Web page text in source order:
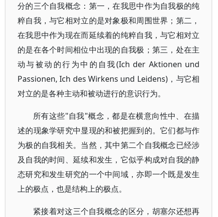
分的三个自我概念：第一，在我思中作为自我极的纯
粹自我，与它相对立的是对象极和周围世界；第二，
在我思中作为现在而延续着的纯粹自我，与它相对立
的是在各个时间相位中出现的自我极；第三，处在主
动与被动的行为中的自我(Ich der Aktionen und
Passionen, Ich des Wirkens und Leidens)，与它相
对立的是各种主动和被动进行的意识行为。
所有这些"自我"概念，都是在横意向性中、在描
述的现象学研究中显现的和被把握到的。它们都与作
为极的自我相关。当然，其中第二个自我概念已经涉
及自我的时间、延续和发生，它似乎构成对自我的静
态研究和发生研究的一个中间域，亦即一个既是发生
上的极点，也是结构上的极点。
紧接着对这三个自我概念的区分，胡塞尔还想再